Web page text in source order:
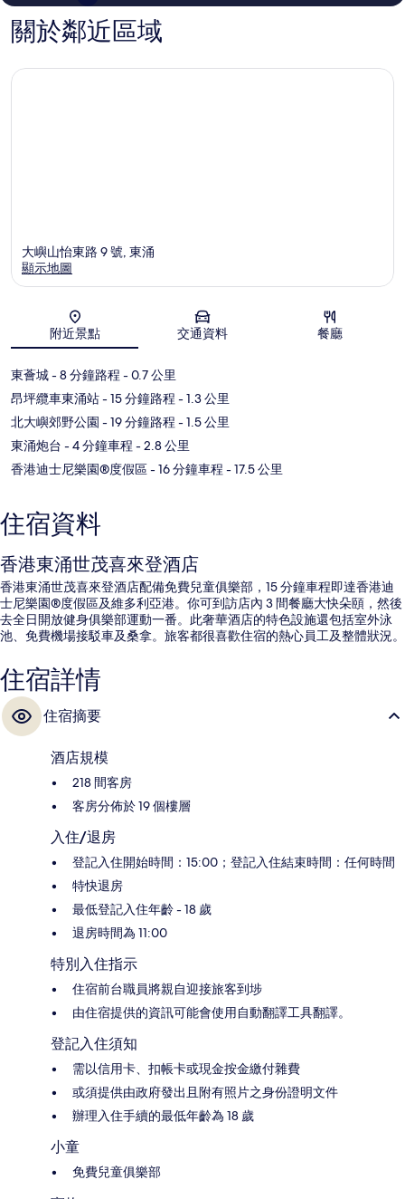
關於鄰近區域
地圖
大嶼山怡東路 9 號, 東涌
顯示地圖
附近景點 交通資料 餐廳
東薈城- 8 分鐘路程 - 0.7 公里
昂坪纜車東涌站- 15 分鐘路程 - 1.3 公里
北大嶼郊野公園 - 19 分鐘路程 - 1.5 公里
東涌炮台 - 4 分鐘車程 - 2.8 公里
香港迪士尼樂園®度假區- 16 分鐘車程 - 17.5 公里
住宿資料
香港東涌世茂喜來登酒店
香港東涌世茂喜來登酒店配備免費兒童俱樂部，15 分鐘車程即達香港迪
士尼樂園®度假區及維多利亞港。你可到訪店內 3 間餐廳大快朵頤，然後
去全日開放健身俱樂部運動一番。此奢華酒店的特色設施還包括室外泳
池、免費機場接駁車及桑拿。旅客都很喜歡住宿的熱心員工及整體狀況。
住宿詳情
住宿摘要
酒店規模
218 間客房
客房分佈於 19 個樓層
入住/退房
登記入住開始時間：15:00；登記入住結束時間：任何時間
特快退房
最低登記入住年齡 - 18 歲
退房時間為 11:00
特別入住指示
住宿前台職員將親自迎接旅客到埗
由住宿提供的資訊可能會使用自動翻譯工具翻譯。
登記入住須知
需以信用卡、扣帳卡或現金按金繳付雜費
或須提供由政府發出且附有照片之身份證明文件
辦理入住手續的最低年齡為 18 歲
小童
免費兒童俱樂部